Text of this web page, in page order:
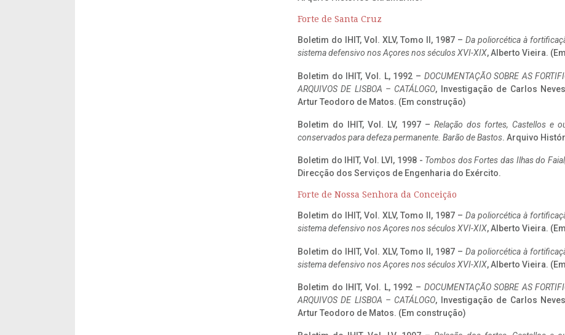
Forte de Santa Cruz
Boletim do IHIT, Vol. XLV, Tomo II, 1987 – Da poliorcética à
sistema defensivo nos Açores nos séculos XVI-XIX, Alberto Vieira.
Boletim do IHIT, Vol. L, 1992 – DOCUMENTAÇÃO SOBRE AS
ARQUIVOS DE LISBOA – CATÁLOGO, Investigação de Carlos
Artur Teodoro de Matos. (Em construção)
Boletim do IHIT, Vol. LV, 1997 – Relação dos fortes, Castellos e
conservados para defeza permanente. Barão de Bastos. Arquivo
Boletim do IHIT, Vol. LVI, 1998 - Tombos dos Fortes das Ilhas do
Direcção dos Serviços de Engenharia do Exército.
Forte de Nossa Senhora da Conceição
Boletim do IHIT, Vol. XLV, Tomo II, 1987 – Da poliorcética à
sistema defensivo nos Açores nos séculos XVI-XIX, Alberto Vieira.
Boletim do IHIT, Vol. XLV, Tomo II, 1987 – Da poliorcética à
sistema defensivo nos Açores nos séculos XVI-XIX, Alberto Vieira.
Boletim do IHIT, Vol. L, 1992 – DOCUMENTAÇÃO SOBRE AS
ARQUIVOS DE LISBOA – CATÁLOGO, Investigação de Carlos
Artur Teodoro de Matos. (Em construção)